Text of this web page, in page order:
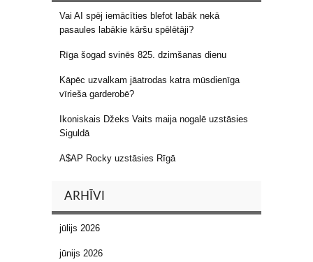
Vai AI spēj iemācīties blefot labāk nekā
pasaules labākie kāršu spēlētāji?
Rīga šogad svinēs 825. dzimšanas dienu
Kāpēc uzvalkam jāatrodas katra mūsdienīga
vīrieša garderobē?
Ikoniskais Džeks Vaits maija nogalē uzstāsies
Siguldā
A$AP Rocky uzstāsies Rīgā
ARHĪVI
jūlijs 2026
jūnijs 2026